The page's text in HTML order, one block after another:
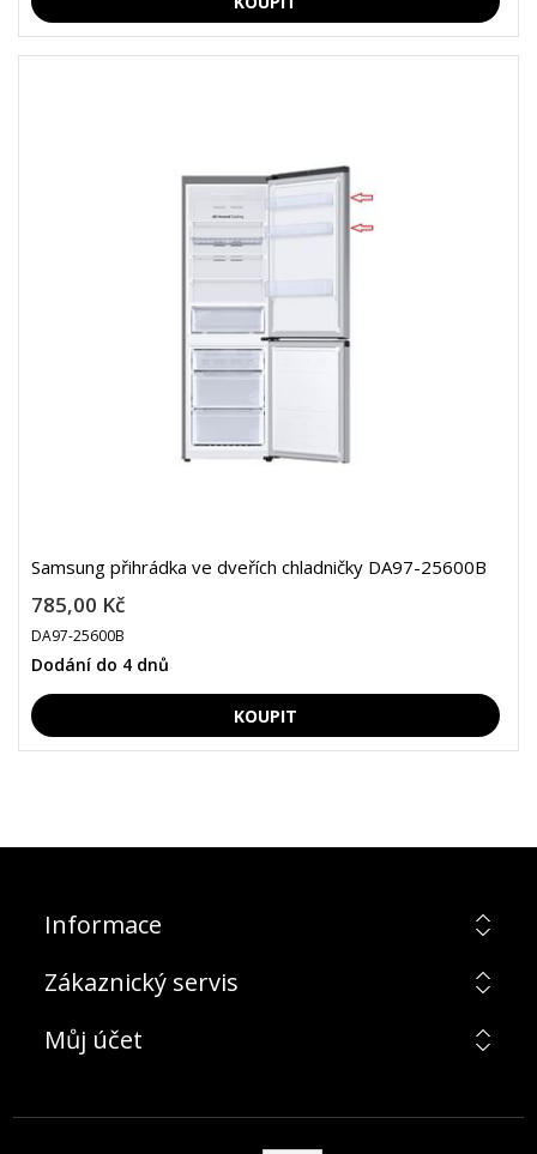
Samsung přihrádka ve dveřích chladničky DA97-25600B
785,00 Kč
DA97-25600B
Dodání do 4 dnů
Informace
Zákaznický servis
Můj účet